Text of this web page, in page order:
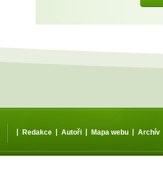
Redakce Autoři Mapa webu Archív